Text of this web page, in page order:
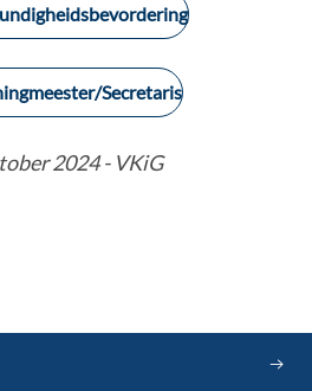
Secretaris
2024 - VKiG